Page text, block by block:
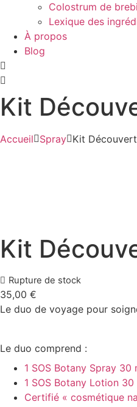
Colostrum de
Lexique des
À propos
Blog
Kit
Accueil Spray Kit
Kit
Rupture de stock
35,00 €
Le duo de voyage pour
Le duo comprend :
1 SOS Botany Spray 30
1 SOS Botany Lotion 30
Certifié « cosmétique